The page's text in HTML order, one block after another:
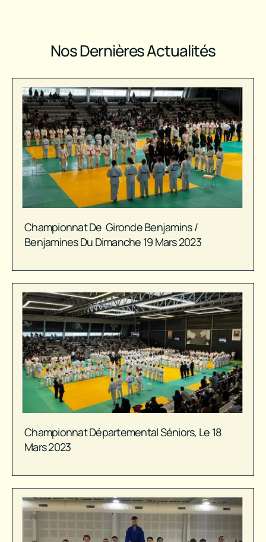
Nos Dernières Actualités
Championnat De Gironde Benjamins /
Benjamines Du Dimanche 19 Mars 2023
Championnat Départemental Séniors, Le 18
Mars 2023